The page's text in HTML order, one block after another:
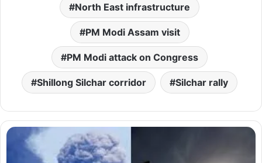
North East infrastructure
PM Modi Assam visit
PM Modi attack on Congress
Shillong Silchar corridor Silchar rally